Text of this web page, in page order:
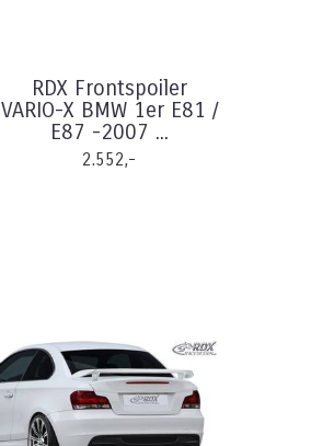
RDX Frontspoiler
VARIO-X BMW 1er E81 /
E87 -2007 ...
2.552,-